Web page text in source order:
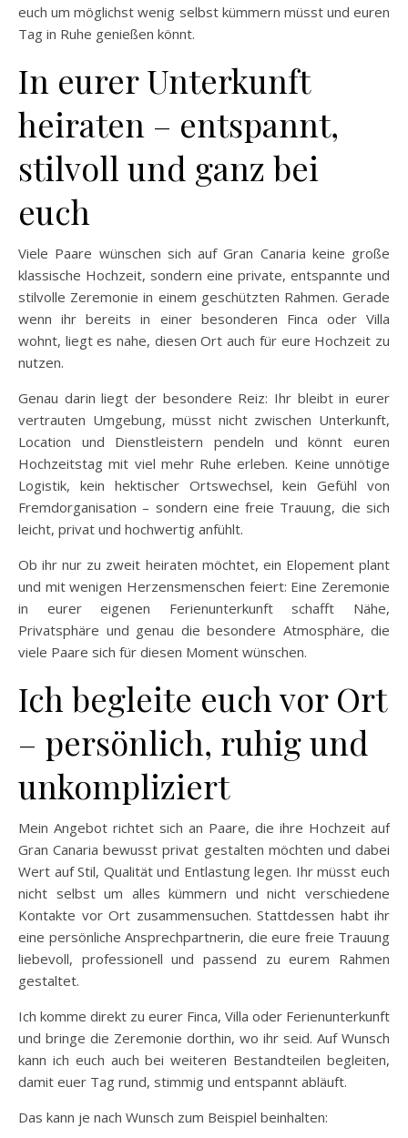
euch um möglichst wenig selbst kümmern müsst und euren
Tag in Ruhe genießen könnt.
In eurer Unterkunft
heiraten – entspannt,
stilvoll und ganz bei
euch
Viele Paare wünschen sich auf Gran Canaria keine große
klassische Hochzeit, sondern eine private, entspannte und
stilvolle Zeremonie in einem geschützten Rahmen. Gerade
wenn ihr bereits in einer besonderen Finca oder Villa
wohnt, liegt es nahe, diesen Ort auch für eure Hochzeit zu
nutzen.
Genau darin liegt der besondere Reiz: Ihr bleibt in eurer
vertrauten Umgebung, müsst nicht zwischen Unterkunft,
Location und Dienstleistern pendeln und könnt euren
Hochzeitstag mit viel mehr Ruhe erleben. Keine unnötige
Logistik, kein hektischer Ortswechsel, kein Gefühl von
Fremdorganisation – sondern eine freie Trauung, die sich
leicht, privat und hochwertig anfühlt.
Ob ihr nur zu zweit heiraten möchtet, ein Elopement plant
und mit wenigen Herzensmenschen feiert: Eine Zeremonie
in eurer eigenen Ferienunterkunft schafft Nähe,
Privatsphäre und genau die besondere Atmosphäre, die
viele Paare sich für diesen Moment wünschen.
Ich begleite euch vor Ort
– persönlich, ruhig und
unkompliziert
Mein Angebot richtet sich an Paare, die ihre Hochzeit auf
Gran Canaria bewusst privat gestalten möchten und dabei
Wert auf Stil, Qualität und Entlastung legen. Ihr müsst euch
nicht selbst um alles kümmern und nicht verschiedene
Kontakte vor Ort zusammensuchen. Stattdessen habt ihr
eine persönliche Ansprechpartnerin, die eure freie Trauung
liebevoll, professionell und passend zu eurem Rahmen
gestaltet.
Ich komme direkt zu eurer Finca, Villa oder Ferienunterkunft
und bringe die Zeremonie dorthin, wo ihr seid. Auf Wunsch
kann ich euch auch bei weiteren Bestandteilen begleiten,
damit euer Tag rund, stimmig und entspannt abläuft.
Das kann je nach Wunsch zum Beispiel beinhalten: